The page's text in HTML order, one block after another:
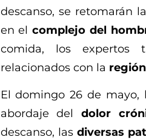
descanso, se retomarán
en elcomplejo del
comida, los expertos
relacionados con la
El domingo 26 de
abordaje deldolor
descanso, las diversas